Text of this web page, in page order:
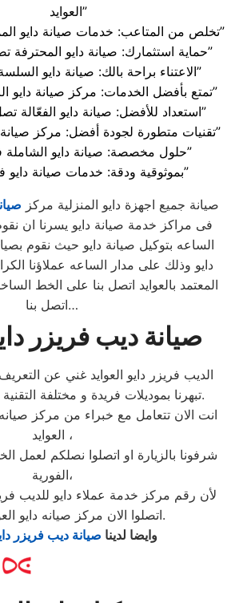
العوايد”
“تخلص من المتاعب: خدمات صيانة دايو الممتازة في العوايد”
“حماية استثمارك: صيانة دايو المحترفة تصل إلى العوايد”
“الاعتناء براحة بالك: صيانة دايو السلسة في العوايد”
“تمتع بأفضل الخدمات: مركز صيانة دايو الرائد في العوايد”
“استعداد للأفضل: صيانة دايو الفعّالة تصل إلى العوايد”
“تقنيات متطورة لجودة أفضل: مركز صيانة دايو في العوايد”
“حلول مخصصة: صيانة دايو الشاملة في العوايد”
“بموثوقية ودقة: خدمات صيانة دايو في العوايد”
صيانة جميع اجهزة دايو المنزلية مركز
فى مراكز خدمة صيانة دايو يسرنا ان
الساعه بتوكيل صيانة دايو حيث نقوم
دايو وذلك على مدار الساعه عملاؤنا
المعتمد بالعوايد اتصل بنا على الخط
اتصل بنا…
صيانة ديب فريزر
الديب فريزر دايو العوايد غني عن
تبهرنا بموديلات فريدة و مختلفة التقنية عن مثيلاتها انها دايو.
انت الان تتعامل مع خبراء من مركز
العوايد ،
شرفونا بالزيارة او اتصلوا نصلكم لعمل
الفورية،
لأن رقم مركز خدمة عملاء دايو للديب
اتصلوا الان مركز صيانه دايو العوايد مباشرة.
وايضا لدينا صيانة ديب فريزر